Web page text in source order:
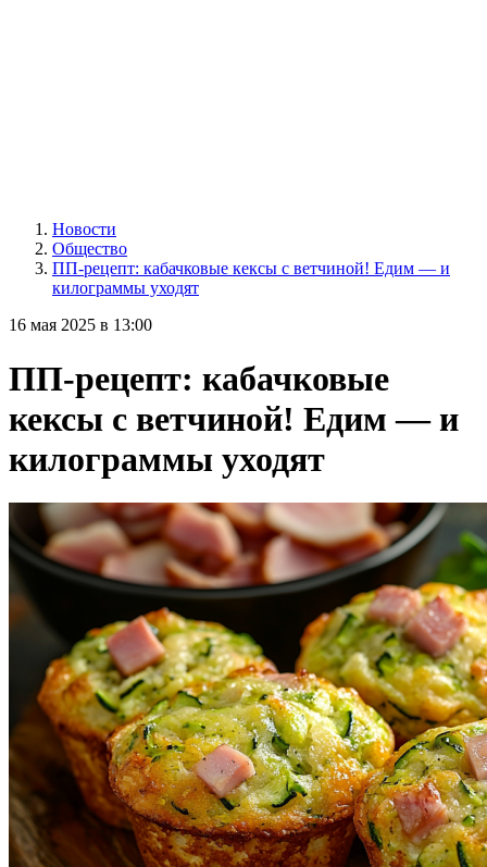
Новости
Общество
ПП-рецепт: кабачковые кексы с ветчиной! Едим — и
килограммы уходят
16 мая 2025 в 13:00
ПП-рецепт: кабачковые
кексы с ветчиной! Едим — и
килограммы уходят